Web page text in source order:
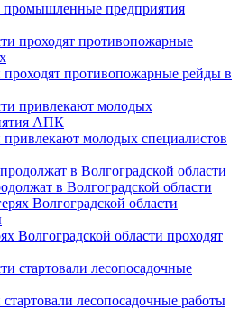
промышленные предприятия
проходят противопожарные рейды в
привлекают молодых специалистов
в Волгоградской области
Волгоградской области проходят
лесопосадочные работы